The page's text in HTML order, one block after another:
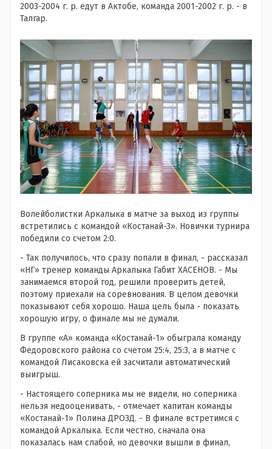
2003-2004 г. р. едут в Актобе, команда 2001-2002 г. р. - в
Талгар.
Волейболистки Аркалыка в матче за выход из группы
встретились с командой «Костанай-3». Новички турнира
победили со счетом 2:0.
- Так получилось, что сразу попали в финал, - рассказал
«НГ» тренер команды Аркалыка Габит ХАСЕНОВ. - Мы
занимаемся второй год, решили проверить детей,
поэтому приехали на соревнования. В целом девочки
показывают себя хорошо. Наша цель была - показать
хорошую игру, о финале мы не думали.
В группе «А» команда «Костанай-1» обыграла команду
Федоровского района со счетом 25:4, 25:3, а в матче с
командой Лисаковска ей засчитали автоматический
выигрыш.
- Настоящего соперника мы не видели, но соперника
нельзя недооценивать, - отмечает капитан команды
«Костанай-1» Полина ДРОЗД. - В финале встретимся с
командой Аркалыка. Если честно, сначала она
показалась нам слабой, но девочки вышли в финал,